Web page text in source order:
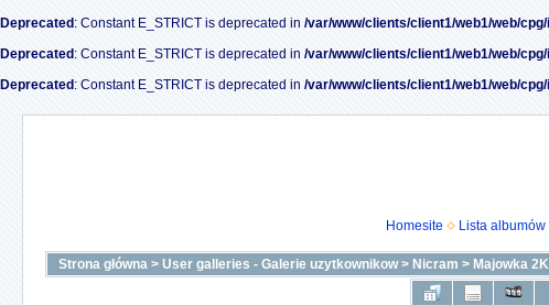
Deprecated : Constant E_STRICT is deprecated in /var/www/clients/client1/web1/web/
Deprecated : Constant E_STRICT is deprecated in /var/www/clients/client1/web1/web/
Deprecated : Constant E_STRICT is deprecated in /var/www/clients/client1/web1/web/
Homesite
Lista albumów
Strona główna > User galleries - Galerie uzytkownikow> Nicram > Majowka